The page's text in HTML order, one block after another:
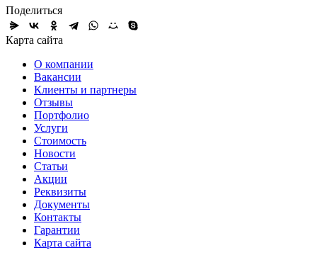
Поделиться
Карта сайта
О компании
Вакансии
Клиенты и партнеры
Отзывы
Портфолио
Услуги
Стоимость
Новости
Статьи
Акции
Реквизиты
Документы
Контакты
Гарантии
Карта сайта